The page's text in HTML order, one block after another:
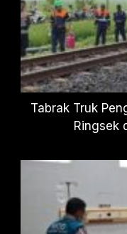
Tabrak Truk
Ringsek